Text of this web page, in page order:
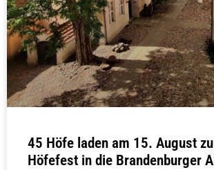
45 Höfe laden am 15. August
Höfefest in die Brandenburger